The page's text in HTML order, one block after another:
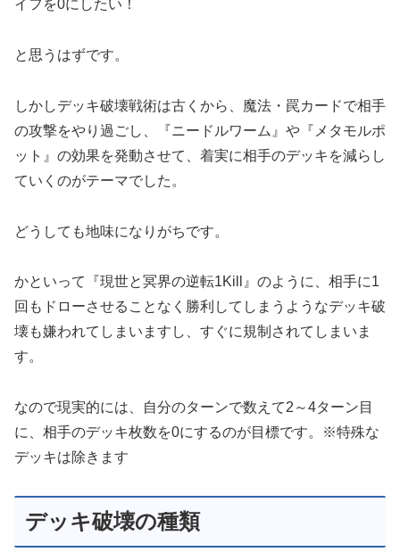
イフを0にしたい！
と思うはずです。
しかしデッキ破壊戦術は古くから、魔法・罠カードで相手
の攻撃をやり過ごし、『ニードルワーム』や『メタモルポ
ット』の効果を発動させて、着実に相手のデッキを減らし
ていくのがテーマでした。
どうしても地味になりがちです。
かといって『現世と冥界の逆転1Kill』のように、相手に1
回もドローさせることなく勝利してしまうようなデッキ破
壊も嫌われてしまいますし、すぐに規制されてしまいま
す。
なので現実的には、自分のターンで数えて2～4ターン目
に、相手のデッキ枚数を0にするのが目標です。※特殊な
デッキは除きます
デッキ破壊の種類